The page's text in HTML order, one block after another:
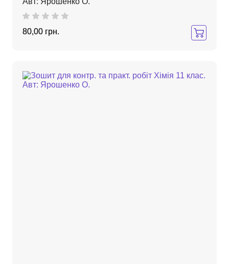
80,00 грн.